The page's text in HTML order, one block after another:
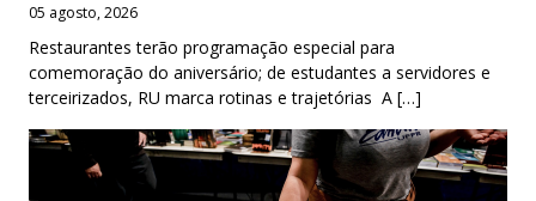
05 agosto, 2026
Restaurantes terão programação especial para
comemoração do aniversário; de estudantes a servidores e
terceirizados, RU marca rotinas e trajetórias A […]